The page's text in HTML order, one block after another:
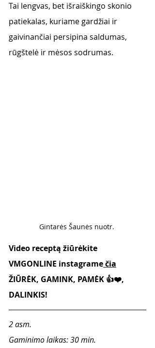
Tai lengvas, bet išraiškingo skonio
patiekalas, kuriame gardžiai ir
gaivinančiai persipina saldumas,
rūgštelė ir mėsos sodrumas.
Gintarės Šaunės nuotr.
Video receptą žiūrėkite
VMGONLINE instagrame čia
ŽIŪRĖK, GAMINK, PAMĖK 👍❤️,
DALINKIS!
2 asm.
Gaminimo laikas: 30 min.